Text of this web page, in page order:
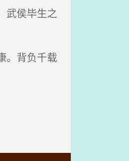
武侯毕生之
。背负千载